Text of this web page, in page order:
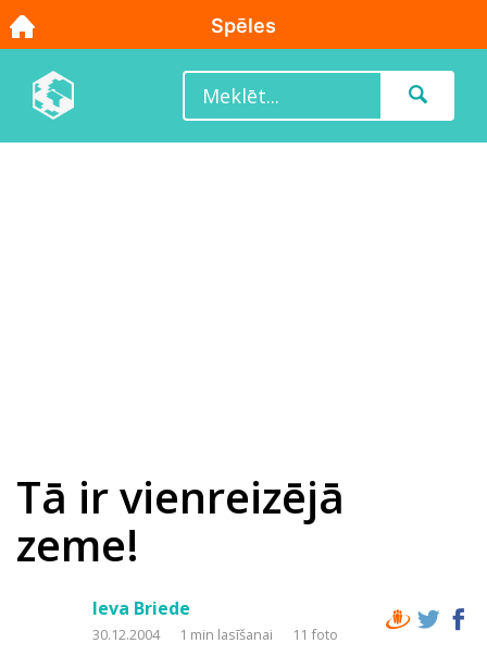
Tā ir vienreizējā
zeme!
Ieva Briede
30.12.2004 1 min lasīšanai 11 foto